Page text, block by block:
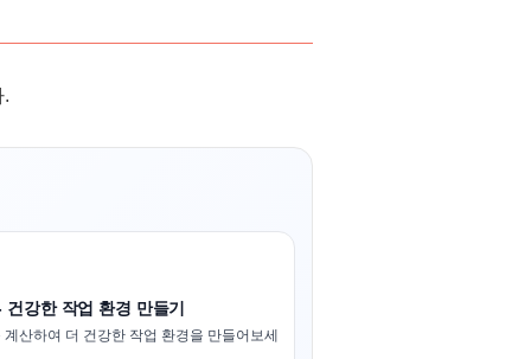
.
강한 작업 환경 만들기
산하여 더 건강한 작업 환경을 만들어보세